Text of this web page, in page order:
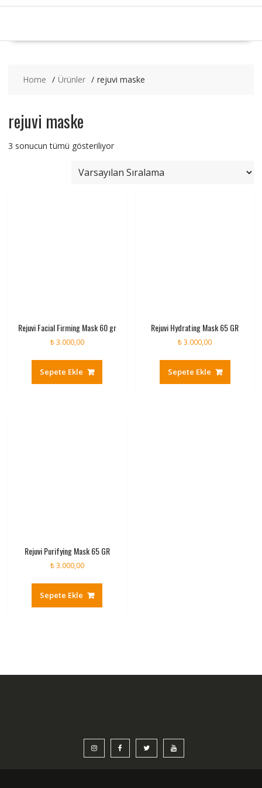
Home Ürünler rejuvi maske
rejuvi maske
3 sonucun tümü gösteriliyor
Rejuvi Facial Firming Mask 60 gr
₺3.000,00
Sepete Ekle
Rejuvi Hydrating Mask 65 GR
₺3.000,00
Sepete Ekle
Rejuvi Purifying Mask 65 GR
₺3.000,00
Sepete Ekle